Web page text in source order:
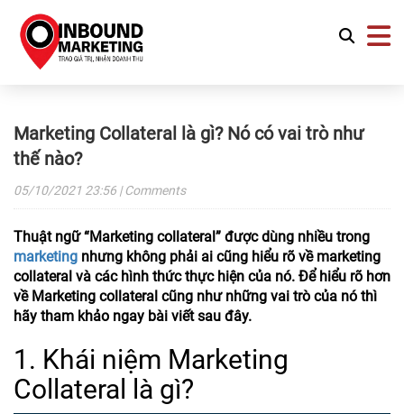
Marketing Collateral là gì? Nó có vai trò như
thế nào?
05/10/2021 23:56 | Comments
Thuật ngữ “Marketing collateral” được dùng nhiều trong
marketing nhưng không phải ai cũng hiểu rõ về marketing
collateral và các hình thức thực hiện của nó. Để hiểu rõ hơn
về Marketing collateral cũng như những vai trò của nó thì
hãy tham khảo ngay bài viết sau đây.
1. Khái niệm Marketing
Collateral là gì?